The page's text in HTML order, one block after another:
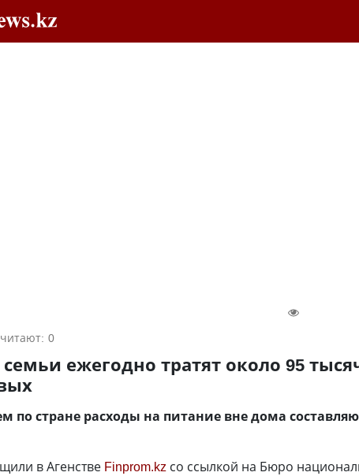
0
ежегодно тратят около 95
по стране расходы на питание вне дома
в Агенстве Finprom.kz со ссылкой на Бюро